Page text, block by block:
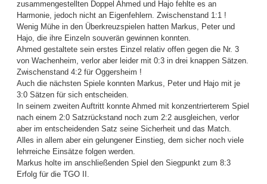
zusammengestellten Doppel Ahmed und Hajo fehlte es an
Harmonie, jedoch nicht an Eigenfehlern. Zwischenstand 1:1 !
Wenig Mühe in den Überkreuzspielen hatten Markus, Peter und
Hajo, die ihre Einzeln souverän gewinnen konnten.
Ahmed gestaltete sein erstes Einzel relativ offen gegen die Nr. 3
von Wachenheim, verlor aber leider mit 0:3 in drei knappen Sätzen.
Zwischenstand 4:2 für Oggersheim !
Auch die nächsten Spiele konnten Markus, Peter und Hajo mit je
3:0 Sätzen für sich entscheiden.
In seinem zweiten Auftritt konnte Ahmed mit konzentrierterem Spiel
nach einem 2:0 Satzrückstand noch zum 2:2 ausgleichen, verlor
aber im entscheidenden Satz seine Sicherheit und das Match.
Alles in allem aber ein gelungener Einstieg, dem sicher noch viele
lehrreiche Einsätze folgen werden.
Markus holte im anschließenden Spiel den Siegpunkt zum 8:3
Erfolg für die TGO II.